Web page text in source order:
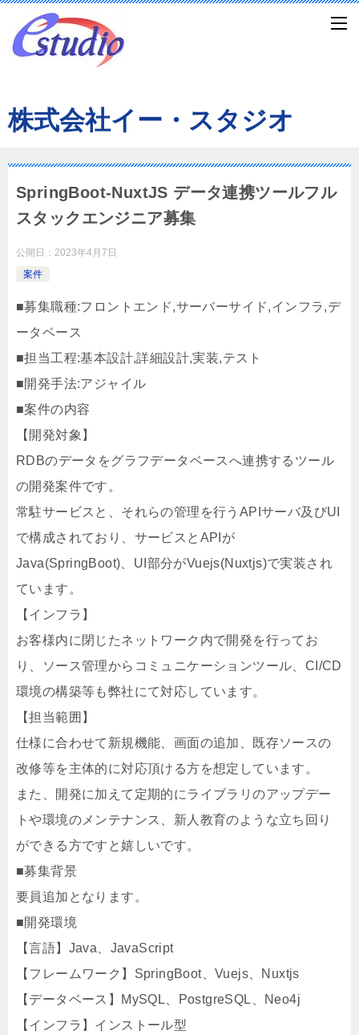
株式会社イー・スタジオ
SpringBoot-NuxtJS データ連携ツールフル
スタックエンジニア募集
公開日： 2023年4月7日
案件
■募集職種:フロントエンド,サーバーサイド,インフラ,デ
ータベース
■担当工程:基本設計,詳細設計,実装,テスト
■開発手法:アジャイル
■案件の内容
【開発対象】
RDBのデータをグラフデータベースへ連携するツール
の開発案件です。
常駐サービスと、それらの管理を行うAPIサーバ及びUI
で構成されており、サービスとAPIが
Java(SpringBoot)、UI部分がVuejs(Nuxtjs)で実装され
ています。
【インフラ】
お客様内に閉じたネットワーク内で開発を行ってお
り、ソース管理からコミュニケーションツール、CI/CD
環境の構築等も弊社にて対応しています。
【担当範囲】
仕様に合わせて新規機能、画面の追加、既存ソースの
改修等を主体的に対応頂ける方を想定しています。
また、開発に加えて定期的にライブラリのアップデー
トや環境のメンテナンス、新人教育のような立ち回り
ができる方ですと嬉しいです。
■募集背景
要員追加となります。
■開発環境
【言語】Java、JavaScript
【フレームワーク】SpringBoot、Vuejs、Nuxtjs
【データベース】MySQL、PostgreSQL、Neo4j
【インフラ】インストール型